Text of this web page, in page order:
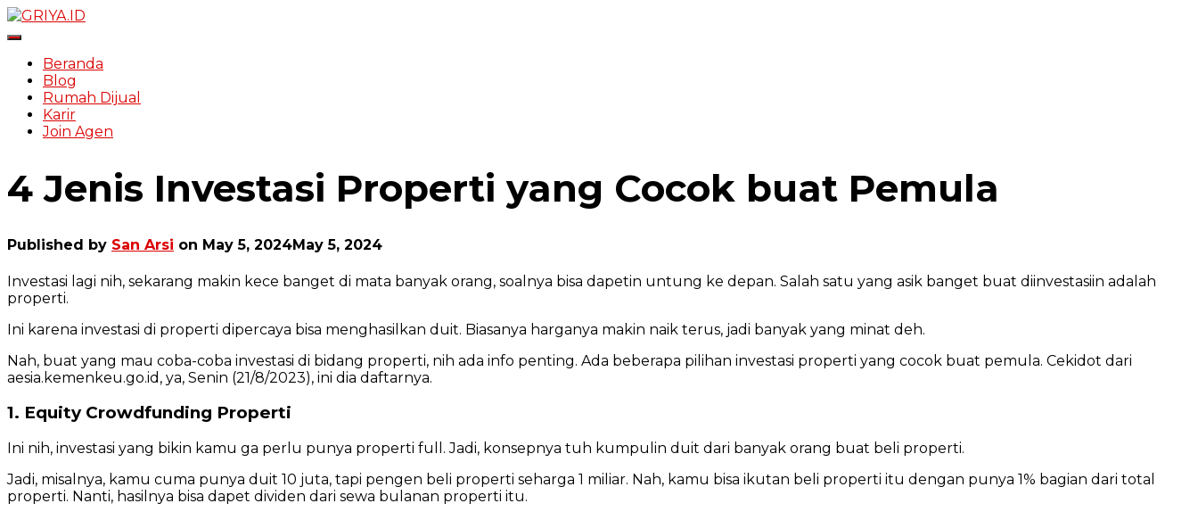
Toggle Navigation
Beranda
Blog
Rumah Dijual
Karir
Join Agen
4 Jenis Investasi Properti yang Cocok buat Pemula
Published by San Arsi on May 5, 2024May 5, 2024
Investasi lagi nih, sekarang makin kece banget di mata banyak orang, soalnya bisa dapetin untung ke depan. Salah satu yang asik banget buat diinvestasiin adalah
properti.
Ini karena investasi di properti dipercaya bisa menghasilkan duit. Biasanya harganya makin naik terus, jadi banyak yang minat deh.
Nah, buat yang mau coba-coba investasi di bidang properti, nih ada info penting. Ada beberapa pilihan investasi properti yang cocok buat pemula. Cekidot dari
aesia.kemenkeu.go.id, ya, Senin (21/8/2023), ini dia daftarnya.
1. Equity Crowdfunding Properti
Ini nih, investasi yang bikin kamu ga perlu punya properti full. Jadi, konsepnya tuh kumpulin duit dari banyak orang buat beli properti.
Jadi, misalnya, kamu cuma punya duit 10 juta, tapi pengen beli properti seharga 1 miliar. Nah, kamu bisa ikutan beli properti itu dengan punya 1% bagian dari total
properti. Nanti, hasilnya bisa dapet dividen dari sewa bulanan properti itu.